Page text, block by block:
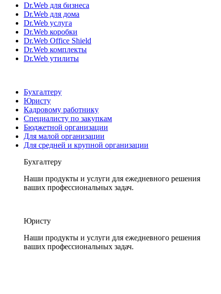
Dr.Web для бизнеса
Dr.Web для дома
Dr.Web услуга
Dr.Web коробки
Dr.Web Office Shield
Dr.Web комплекты
Dr.Web утилиты
Бухгалтеру
Юристу
Кадровому работнику
Специалисту по закупкам
Бюджетной организации
Для малой организации
Для средней и крупной организации
Бухгалтеру
Наши продукты и услуги для ежедневного решения
ваших профессиональных задач.
Юристу
Наши продукты и услуги для ежедневного решения
ваших профессиональных задач.